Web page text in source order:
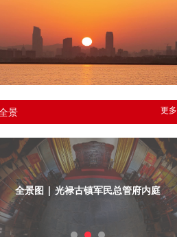
更多
景
全景图 | 光禄古镇军民总管府内庭